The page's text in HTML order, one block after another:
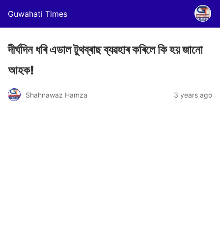
Guwahati Times
দীৰ্ঘদিন ধৰি এডাল টুথব্ৰাছ ব্যৱহাৰ কৰিলে কি হয় জানো
আহক!
Shahnawaz Hamza 3 years ago